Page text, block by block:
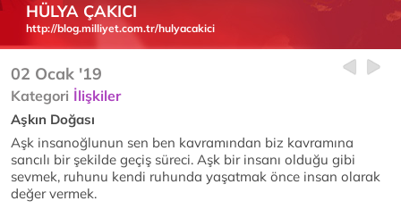
HÜLYA ÇAKICI
http://blog.milliyet.com.tr/hulyacakici
02 Ocak '19
Kategori İlişkiler
Aşkın Doğası
Aşk insanoğlunun sen ben kavramından biz kavramına
sancılı bir şekilde geçiş süreci. Aşk bir insanı olduğu gibi
sevmek, ruhunu kendi ruhunda yaşatmak önce insan olarak
değer vermek.